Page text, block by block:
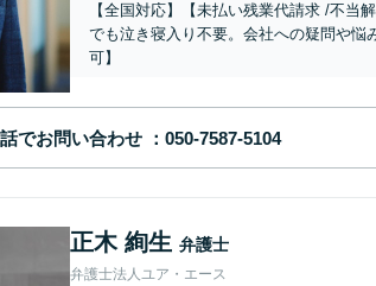
【全国対応】【未払い残業代請求 /不当
でも泣き寝入り不要。会社への疑問や悩
可】
でお問い合わせ
正木 絢生 弁護士
弁護士法人ユア・エース